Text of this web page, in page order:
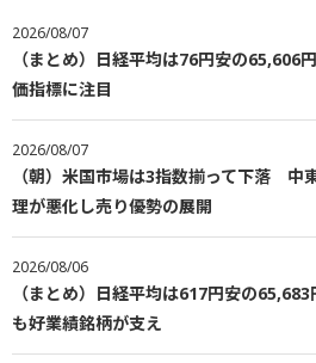
2026/08/07
（まとめ）日経平均は76円安の
価指標に注目
2026/08/07
（朝）米国市場は3指数揃って下落 中
理が悪化し売り優勢の展開
2026/08/06
（まとめ）日経平均は617円安の
も好業績銘柄が支え